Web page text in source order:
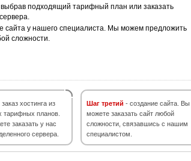
выбрав подходящий тарифный план или заказать
сайта у нашего специалиста. Мы можем предложить
сложности.
заказ хостинга из
тарифных планов.
заказать у нас
сервера.
Шаг третий - создание сайта. Вы
можете заказать сайт любой
сложности, связавшись с нашим
специалистом.